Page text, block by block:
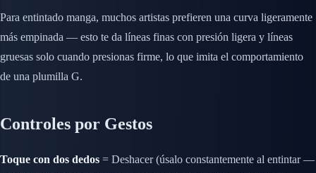
Para entintado manga, muchos artistas prefieren una curva ligeramente
más empinada — esto te da líneas finas con presión ligera y líneas
gruesas solo cuando presionas firme, lo que imita el comportamiento
de una plumilla G.
Controles por Gestos
Toque con dos dedos = Deshacer (úsalo constantemente al entintar —